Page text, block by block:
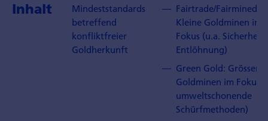
Inhalt
Mindeststandards
betreffend
konfliktfreier
Goldherkunft
Fairtrade/Fairmined:
Kleine Goldminen im
Fokus (u.a. Sicherheit,
Entlöhnung)
Green Gold: Grössere
Goldminen im Fokus
umweltschonende
Schürfmethoden)